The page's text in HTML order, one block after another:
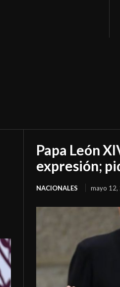
Papa León
expresión;
NACIONALES mayo 12,